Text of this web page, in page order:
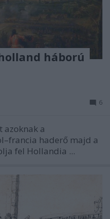
háború
6
azoknak a
haderő majd a
fel Hollandia ...